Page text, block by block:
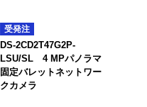
受発注
DS-2CD2T47G2P-
LSU/SL 4 MPパノラマ
固定バレットネットワー
クカメラ